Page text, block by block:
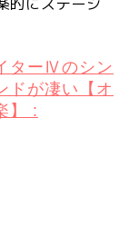
ターⅣのシン
ドが凄い【オ
】 :